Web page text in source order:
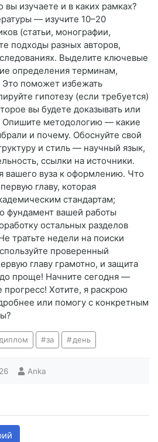
изучаете и в каких рамках?
— изучите 10–20
(статьи, монографии,
подходы разных авторов,
Выделите ключевые
определения терминам,
Это поможет избежать
гипотезу (если требуется)
вы будете доказывать или
Опишите методологию — какие
и почему. Обоснуйте свой
и стиль — научный язык,
ссылки на источники.
вашего вуза к оформлению. Что
главу, которая
стандартам;
фундамент вашей работы
остальных разделов
тратьте недели на поиски
проверенный
главу грамотно, и защита
проще! Начните сегодня —
прогресс! Хотите, я раскрою
или помогу с конкретным
за день
Anka